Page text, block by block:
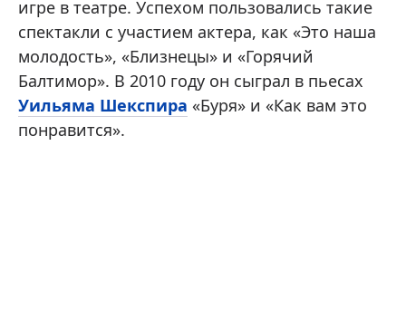
игре в театре. Успехом пользовались такие
спектакли с участием актера, как «Это наша
молодость», «Близнецы» и «Горячий
Балтимор». В 2010 году он сыграл в пьесах
Уильяма Шекспира «Буря» и «Как вам это
понравится».